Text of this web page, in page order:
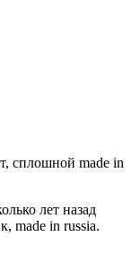
сплошной made in
лет назад
made in russia.